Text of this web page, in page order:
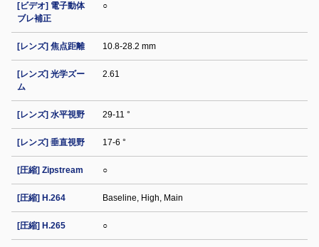
[ビデオ] 電子動体
ブレ補正
○
[レンズ] 焦点距離 10.8-28.2 mm
[レンズ] 光学ズー
ム
2.61
[レンズ] 水平視野 29-11 °
[レンズ] 垂直視野 17-6 °
[圧縮] Zipstream ○
[圧縮] H.264 Baseline, High, Main
[圧縮] H.265 ○